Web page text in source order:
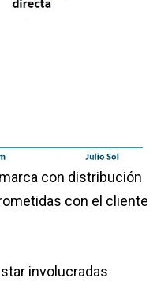
con distribución
con el cliente
involucradas